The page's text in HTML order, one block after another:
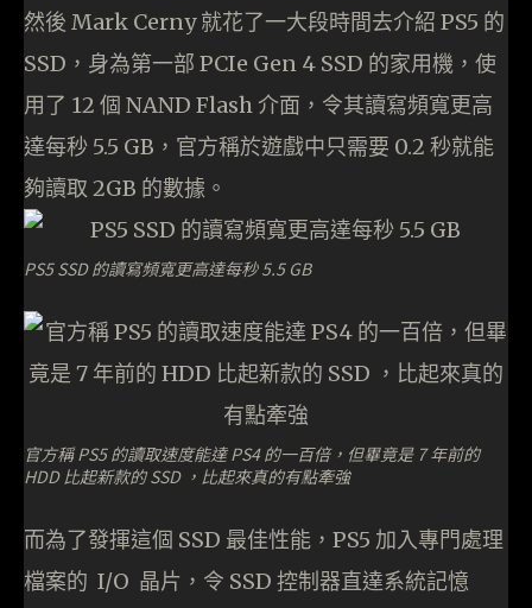
然後 Mark Cerny 就花了一大段時間去介紹 PS5 的
SSD，身為第一部 PCIe Gen 4 SSD 的家用機，使
用了 12 個 NAND Flash 介面，令其讀寫頻寬更高
達每秒 5.5 GB，官方稱於遊戲中只需要 0.2 秒就能
夠讀取 2GB 的數據。
PS5 SSD 的讀寫頻寬更高達每秒 5.5 GB
官方稱 PS5 的讀取速度能達 PS4 的一百倍，但畢竟是 7 年前的
HDD 比起新款的 SSD ，比起來真的有點牽強
而為了發揮這個 SSD 最佳性能，PS5 加入專門處理
檔案的 I/O 晶片，令 SSD 控制器直達系統記憶